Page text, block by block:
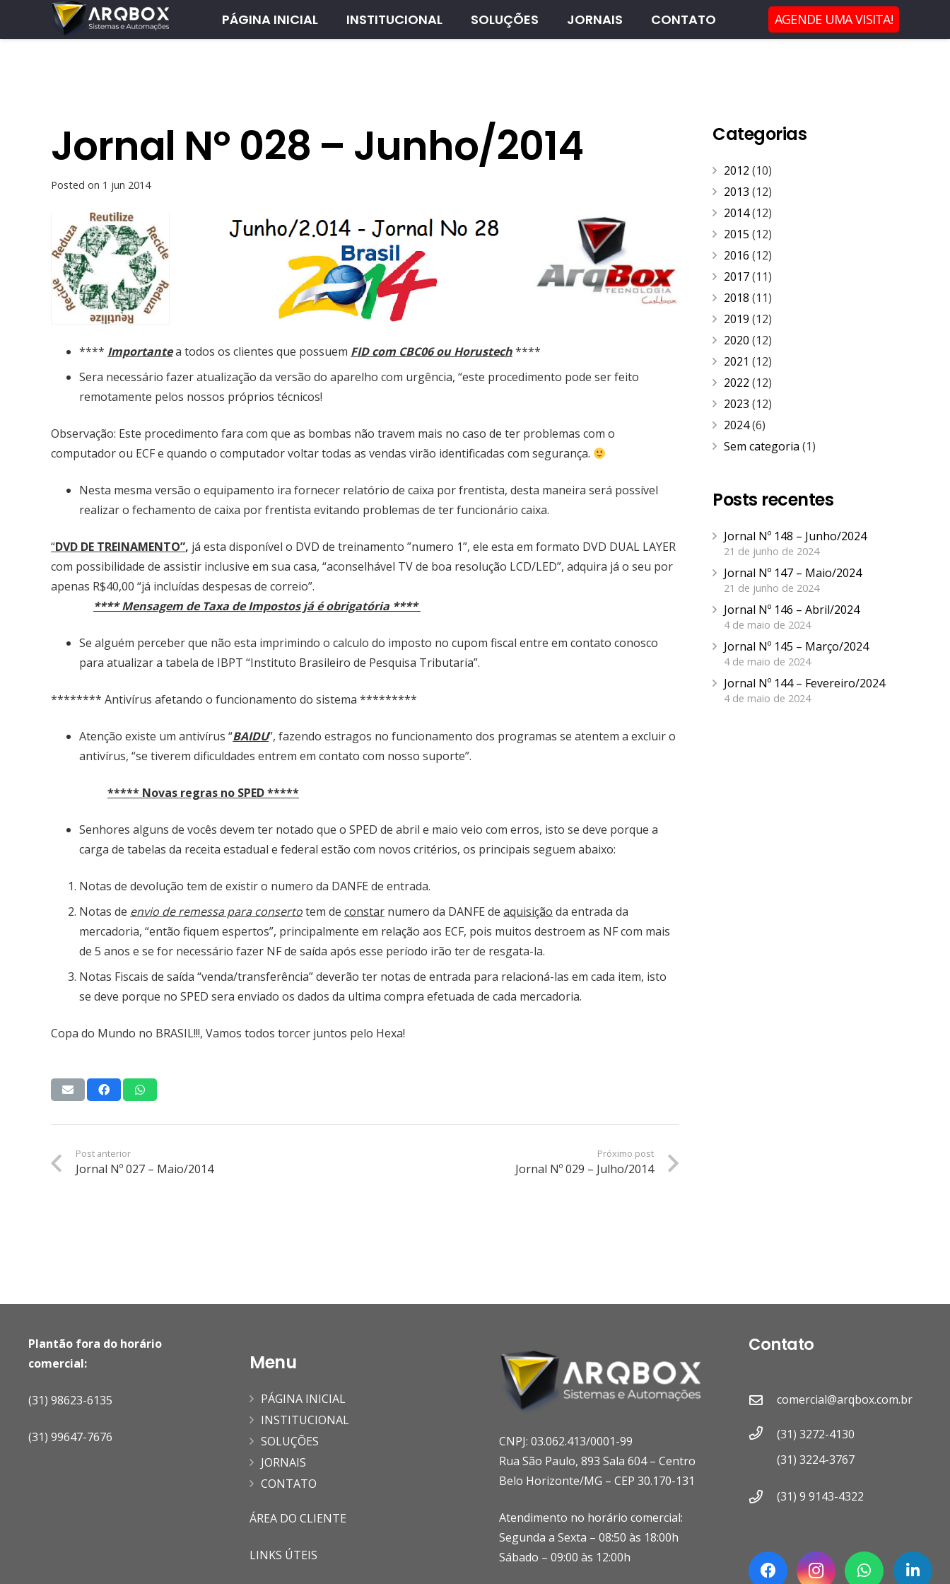
PÁGINA INICIAL INSTITUCIONAL SOLUÇÕES JORNAIS CONTATO AGENDE UMA VISITA!
Jornal Nº 028 – Junho/2014
Posted on 1 jun 2014
**** Importantea todos os clientes que possuem FID com CBC06 ou Horustech****
Sera necessário fazer atualização da versão do aparelho com urgência, “este procedimento pode ser feito
remotamente pelos nossos próprios técnicos!
Observação: Este procedimento fara com que as bombas não travem mais no caso de ter problemas com o
computador ou ECF e quando o computador voltar todas as vendas virão identificadas com segurança.
Nesta mesma versão o equipamento ira fornecer relatório de caixa por frentista, desta maneira será possível
realizar o fechamento de caixa por frentista evitando problemas de ter funcionário caixa.
“DVD DE TREINAMENTO”, já esta disponível o DVD de treinamento ”numero 1”, ele esta em formato DVD DUAL LAYER
com possibilidade de assistir inclusive em sua casa, “aconselhável TV de boa resolução LCD/LED”, adquira já o seu por
apenas R$40,00 “já incluídas despesas de correio”.
**** Mensagem de Taxa de Impostos já é obrigatória ****
Se alguém perceber que não esta imprimindo o calculo do imposto no cupom fiscal entre em contato conosco
para atualizar a tabela de IBPT “Instituto Brasileiro de Pesquisa Tributaria”.
******** Antivírus afetando o funcionamento do sistema *********
Atenção existe um antivírus “BAIDU”, fazendo estragos no funcionamento dos programas se atentem a excluir o
antivírus, “se tiverem dificuldades entrem em contato com nosso suporte”.
***** Novas regras no SPED *****
Senhores alguns de vocês devem ter notado que o SPED de abril e maio veio com erros, isto se deve porque a
carga de tabelas da receita estadual e federal estão com novos critérios, os principais seguem abaixo:
Notas de devolução tem de existir o numero da DANFE de entrada.
Notas de envio de remessa para consertotem de constar numero da DANFE de aquisição da entrada da
mercadoria, “então fiquem espertos”, principalmente em relação aos ECF, pois muitos destroem as NF com mais
de 5 anos e se for necessário fazer NF de saída após esse período irão ter de resgata-la.
Notas Fiscais de saída “venda/transferência” deverão ter notas de entrada para relacioná-las em cada item, isto
se deve porque no SPED sera enviado os dados da ultima compra efetuada de cada mercadoria.
Copa do Mundo no BRASIL!!!, Vamos todos torcer juntos pelo Hexa!
Post anterior
Jornal Nº 027 – Maio/2014
Próximo post
Jornal Nº 029 – Julho/2014
Categorias
2012 (10)
2013 (12)
2014(12)
2015 (12)
2016 (12)
2017(11)
2018 (11)
2019 (12)
2020 (12)
2021 (12)
2022 (12)
2023 (12)
2024(6)
Sem categoria (1)
Posts recentes
Jornal Nº 148 – Junho/2024
21 de junho de 2024
Jornal Nº 147 – Maio/2024
21 de junho de 2024
Jornal Nº 146 – Abril/2024
4 de maio de 2024
Jornal Nº 145 – Março/2024
4 de maio de 2024
Jornal Nº 144 – Fevereiro/2024
4 de maio de 2024
Plantão fora do horário
comercial:
(31) 98623-6135
(31) 99647-7676
Menu
PÁGINA INICIAL
INSTITUCIONAL
SOLUÇÕES
JORNAIS
CONTATO
ÁREA DO CLIENTE
LINKS ÚTEIS
CNPJ: 03.062.413/0001-99
Rua São Paulo, 893 Sala 604 – Centro
Belo Horizonte/MG – CEP 30.170-131
Atendimento no horário comercial:
Segunda a Sexta – 08:50 às 18:00h
Sábado – 09:00 às 12:00h
Contato
comercial@arqbox.com.br
(31) 3272-4130
(31) 3224-3767
(31) 9 9143-4322